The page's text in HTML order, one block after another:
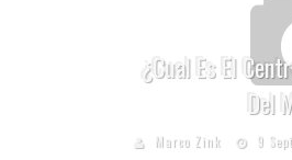
¿Cual Es El
Del
Marco Zink 9